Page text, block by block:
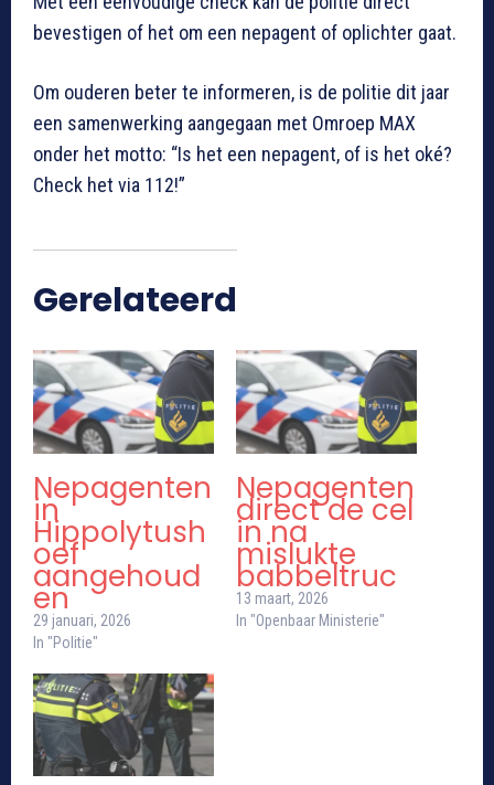
bevestigen of het om een nepagent of oplichter gaat.
Om ouderen beter te informeren, is de politie dit jaar
een samenwerking aangegaan met Omroep MAX
onder het motto: “Is het een nepagent, of is het oké?
Check het via 112!”
Gerelateerd
Nepagenten
in
Hippolytush
oef
aangehoud
en
29 januari, 2026
In "Politie"
Nepagenten
direct de cel
in na
mislukte
babbeltruc
13 maart, 2026
In "Openbaar Ministerie"